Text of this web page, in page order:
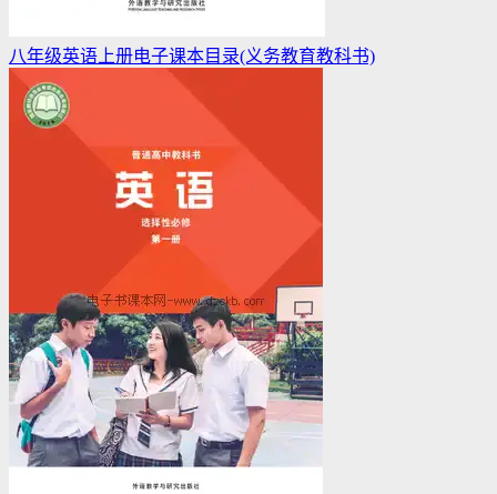
八年级英语上册电子课本目录(义务教育教科书)